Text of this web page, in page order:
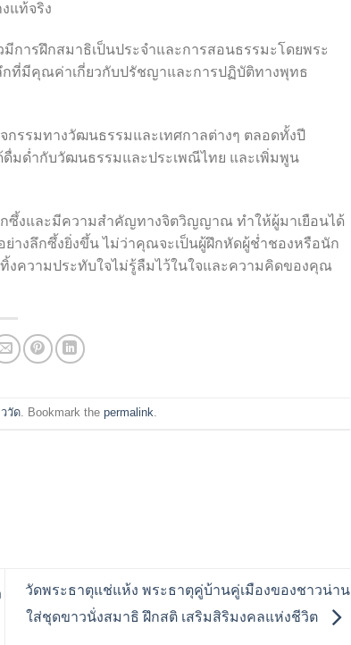
แท้จริง
การฝึกสมาธิเป็นประจำและการสอนธรรมะโดยพระ
ที่มีคุณค่าเกี่ยวกับปรัชญาและการปฏิบัติทางพุทธ
กรรมทางวัฒนธรรมและเทศกาลต่างๆ ตลอดทั้งปี
ดื่มด่ำกับวัฒนธรรมและประเพณีไทย และเพิ่มพูน
ซึ้งและมีความสำคัญทางจิตวิญญาณ ทำให้ผู้มาเยือนได้
างลึกซึ้งยิ่งขึ้น ไม่ว่าคุณจะเป็นผู้ฝึกหัดผู้ช่ำชองหรือนัก
งความประทับใจไม่รู้ลืมไว้ในใจและความคิดของคุณ
วัด. Bookmark the permalink
วัดพระธาตุแช่แห้ง พระธาตุคู่บ้านคู่เมืองของชาวน่าน
ใส่ชุดขาวนั่งสมาธิ ฝึกสติ เสริมสิริมงคลแห่งชีวิต